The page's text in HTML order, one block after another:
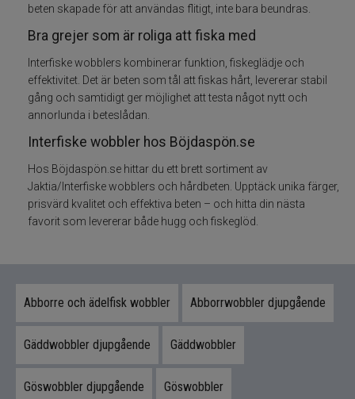
Trollingbeten
Spinnflugor
Fiskelinor
Småplock
Tillbehör
Flugfiske
Vinterfiske
Kläder
beten skapade för att användas flitigt, inte bara beundras.
Bra grejer som är roliga att fiska med
Interfiske wobblers kombinerar funktion, fiskeglädje och
effektivitet. Det är beten som tål att fiskas hårt, levererar stabil
gång och samtidigt ger möjlighet att testa något nytt och
annorlunda i beteslådan.
Interfiske wobbler hos Böjdaspön.se
Hos Böjdaspön.se hittar du ett brett sortiment av
Jaktia/Interfiske wobblers och hårdbeten. Upptäck unika färger,
prisvärd kvalitet och effektiva beten – och hitta din nästa
favorit som levererar både hugg och fiskeglöd.
Abborre och ädelfisk wobbler Abborrwobbler djupgående
Gäddwobbler djupgående Gäddwobbler
Göswobbler djupgående Göswobbler